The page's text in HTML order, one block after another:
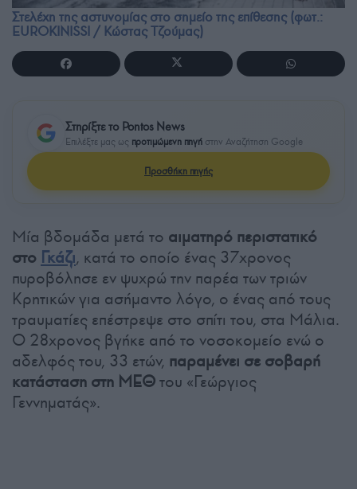
Στελέχη της αστυνομίας στο σημείο της επίθεσης (φωτ.:
EUROKINISSI / Κώστας Τζούμας)
Στηρίξτε το Pontos News
Επιλέξτε μας ως προτιμώμενη πηγή στην Αναζήτηση Google
Προσθήκη πηγής
Μία βδομάδα μετά το αιματηρό περιστατικό
στο Γκάζι, κατά το οποίο ένας 37χρονος
πυροβόλησε εν ψυχρώ την παρέα των τριών
Κρητικών για ασήμαντο λόγο, ο ένας από τους
τραυματίες επέστρεψε στο σπίτι του, στα Μάλια.
Ο 28χρονος βγήκε από το νοσοκομείο ενώ ο
αδελφός του, 33 ετών, παραμένει σε σοβαρή
κατάσταση στη ΜΕΘτου «Γεώργιος
Γεννηματάς».